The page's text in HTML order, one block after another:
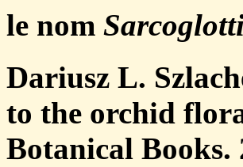
le nom
Dariusz L.
to the orchid
Botanical Books.